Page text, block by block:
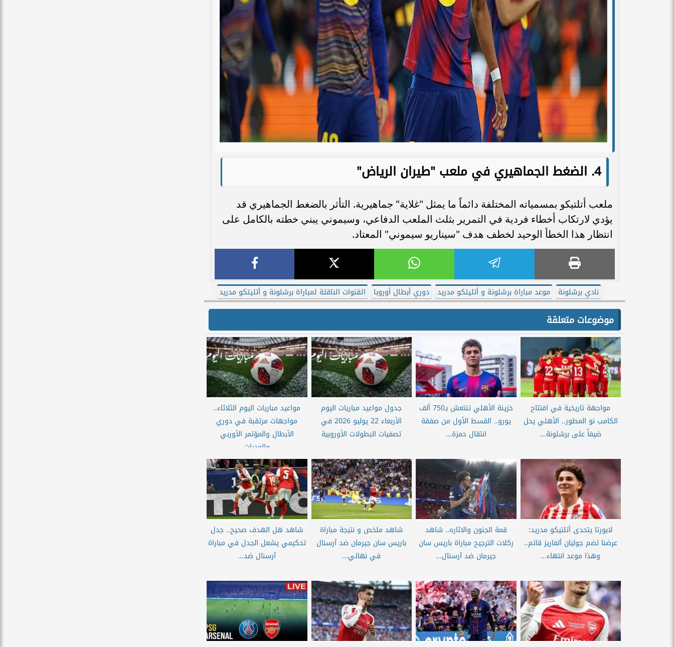
4. الضغط الجماهيري في ملعب "طيران الرياض"
ملعب أتلتيكو بمسمياته المختلفة دائماً ما يمثل "غلاية" جماهيرية. التأثر بالضغط الجماهيري قد
يؤدي لارتكاب أخطاء فردية في التمرير بثلث الملعب الدفاعي، وسيموني يبني خطته بالكامل على
انتظار هذا الخطأ الوحيد لخطف هدف "سيناريو سيموني" المعتاد.
نادي برشلونة موعد مباراة برشلونة و أتليتكو مدريد دوري أبطال أوروبا القنوات الناقلة لمباراة برشلونة و أتليتكو مدريد
موضوعات متعلقة
مواجهة تاريخية في افتتاح
الكامب نو المطور.. الأهلي يحل
ضيفاً على برشلونة...
خزينة الأهلي تنتعش بـ750 ألف
يورو.. القسط الأول من صفقة
انتقال حمزة...
جدول مواعيد مباريات اليوم
الأربعاء 22 يوليو 2026 في
تصفيات البطولات الأوروبية
مواعيد مباريات اليوم الثلاثاء..
مواجهات مرتقبة في دوري
الأبطال والمؤتمر الأوربي
والوديات
لابورتا يتحدى أتلتيكو مدريد:
عرضنا لضم جوليان ألفاريز قائم..
وهذا موعد انتهاء...
قمة الجنون والاثاره.. شاهد
ركلات الترجيح مباراة باريس سان
جيرمان ضد آرسنال...
شاهد ملخص و نتيجة مباراة
باريس سان جيرمان ضد آرسنال
في نهائي...
شاهد هل الهدف صحيح.. جدل
تحكيمي يشعل الجدل في مباراة
آرسنال ضد...